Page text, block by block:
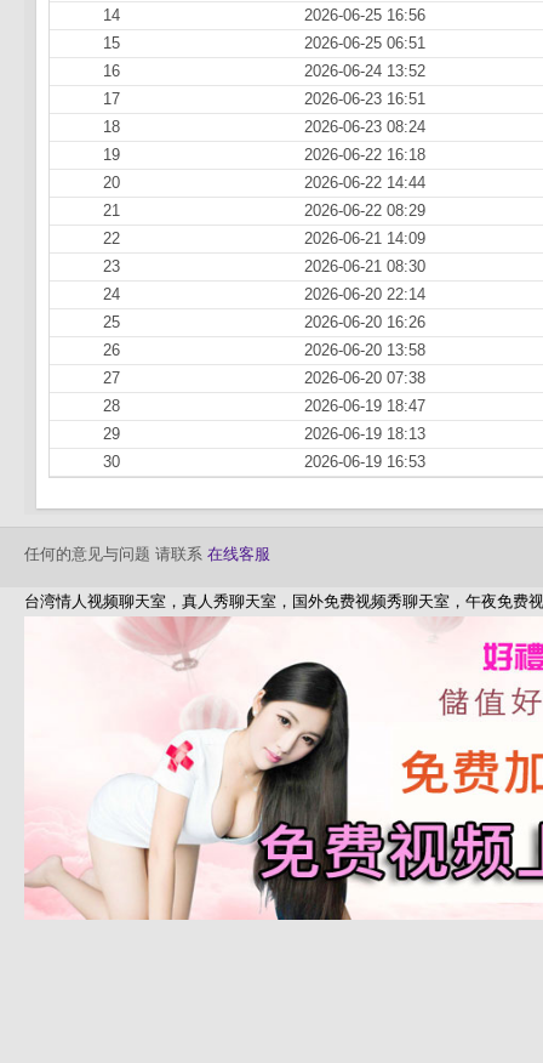
14
2026-06-25 16:56
15
2026-06-25 06:51
16
2026-06-24 13:52
17
2026-06-23 16:51
18
2026-06-23 08:24
19
2026-06-22 16:18
20
2026-06-22 14:44
21
2026-06-22 08:29
22
2026-06-21 14:09
23
2026-06-21 08:30
24
2026-06-20 22:14
25
2026-06-20 16:26
26
2026-06-20 13:58
27
2026-06-20 07:38
28
2026-06-19 18:47
29
2026-06-19 18:13
30
2026-06-19 16:53
任何的意见与问题 请联系 在线客服
台湾情人视频聊天室，真人秀聊天室，国外免费视频秀聊天室，午夜免